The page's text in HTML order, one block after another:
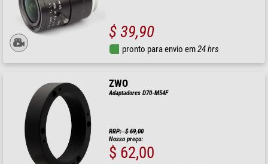
$ 39,90
pronto para envio em24 hrs
ZWO
Adaptadores D70-M54F
RRP: $ 69,00
Nosso preço:
$ 62,00